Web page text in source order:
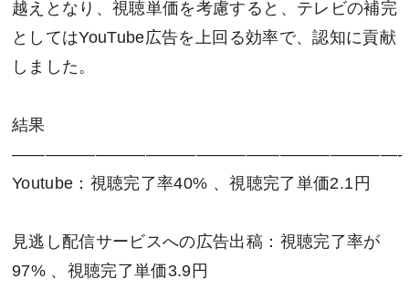
越えとなり、視聴単価を考慮すると、テレビの補完
としてはYouTube広告を上回る効率で、認知に貢献
しました。
結果
———————————————————————-
Youtube：視聴完了率40% 、視聴完了単価2.1円
見逃し配信サービスへの広告出稿：視聴完了率が
97% 、視聴完了単価3.9円